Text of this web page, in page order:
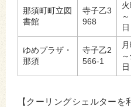
那須町町立図
書館
寺子乙3
968
日
ゆめプラザ・
那須
寺子乙2
566-1
日
【クーリングシェルターを